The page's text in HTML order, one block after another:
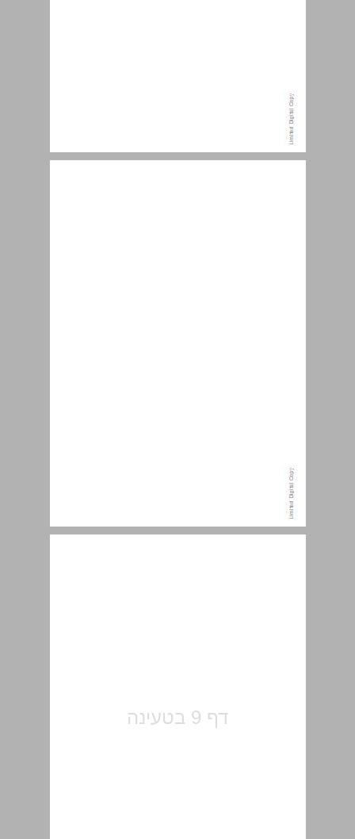
הנכות בספרות - הרצאתו של פרופ' אבי עורי ... 9